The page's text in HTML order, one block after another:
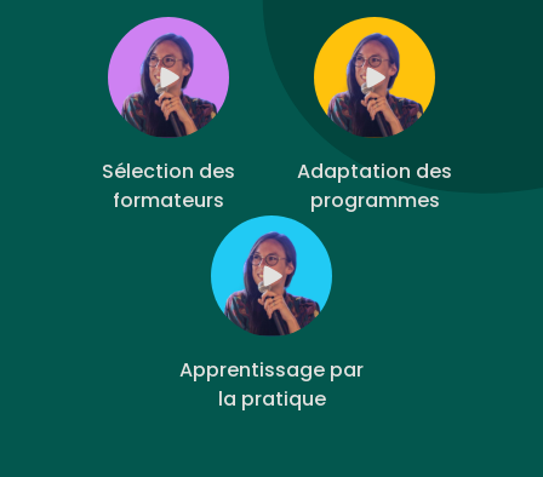
Sélection des
formateurs
Adaptation des
programmes
Apprentissage par
la pratique